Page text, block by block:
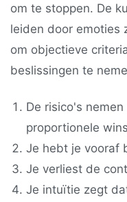
om te stoppen. De
leiden door emoties
om objectieve
beslissingen te
De risico's
proportionele
Je hebt je vooraf
Je verliest de
Je intuïtie zegt